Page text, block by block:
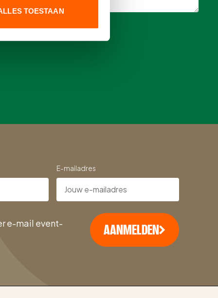
TOESTAAN
E-mailadres
e-mail event- AANMELDEN